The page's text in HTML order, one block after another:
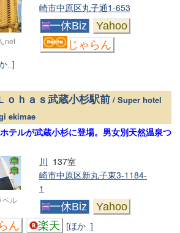
net
崎市中原区丸子通1-653
一休Biz
Yahoo
じゃらん
..]
ｏｈａｓ武蔵小杉駅前 / Super hotel
ekimae
テルが武蔵小杉に登場。男女別天然温泉つ
ベル
137室
川
崎市中原区新丸子東3-1184-
1
一休Biz
Yahoo
ん
楽天 [ほか..]